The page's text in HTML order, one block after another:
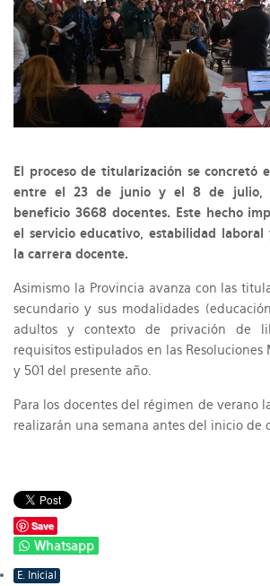
El proceso de titularización se concretó
entre el 23 de junio y el 8 de julio,
beneficio 3668 docentes. Este hecho
el servicio educativo, estabilidad laboral
la carrera docente.
Asimismo la Provincia avanza con las
secundario y sus modalidades
adultos y contexto de privación de
requisitos estipulados en las Resoluciones
y 501 del presente año.
Para los docentes del régimen de verano
realizarán una semana antes del inicio de
Save
Whatsapp
E. Inicial